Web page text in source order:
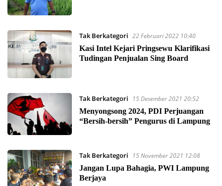
Tak Berkategori 22 Februari 2022 10:40
Kasi Intel Kejari Pringsewu Klarifikasi
Tudingan Penjualan Sing Board
Tak Berkategori
15 Desember 2021 20:52
Menyongsong 2024, PDI Perjuangan
“Bersih-bersih” Pengurus di Lampung
Tak Berkategori
15 November 2021 12:08
Jangan Lupa Bahagia, PWI Lampung
Berjaya